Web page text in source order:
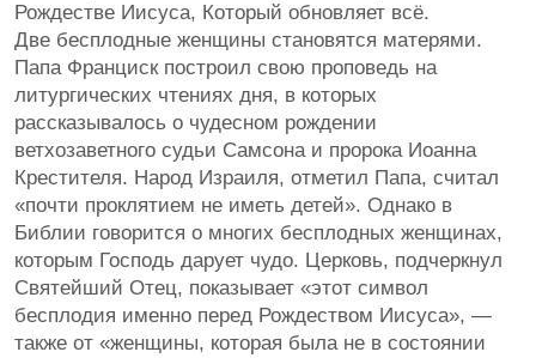
Рождестве Иисуса, Который обновляет всё.
Две бесплодные женщины становятся матерями.
Папа Франциск построил свою проповедь на
литургических чтениях дня, в которых
рассказывалось о чудесном рождении
ветхозаветного судьи Самсона и пророка Иоанна
Крестителя. Народ Израиля, отметил Папа, считал
«почти проклятием не иметь детей». Однако в
Библии говорится о многих бесплодных женщинах,
которым Господь дарует чудо. Церковь, подчеркнул
Святейший Отец, показывает «этот символ
бесплодия именно перед Рождеством Иисуса», —
также от «женщины, которая была не в состоянии